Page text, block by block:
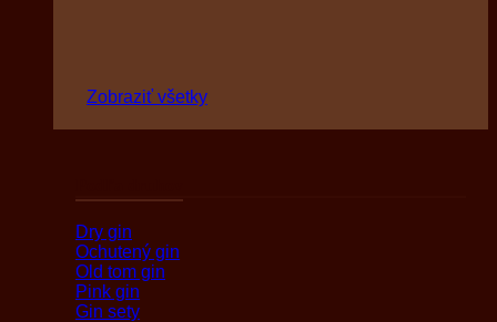
Zobraziť všetky
Dry gin
Ochutený gin
Old tom gin
Pink gin
Gin sety